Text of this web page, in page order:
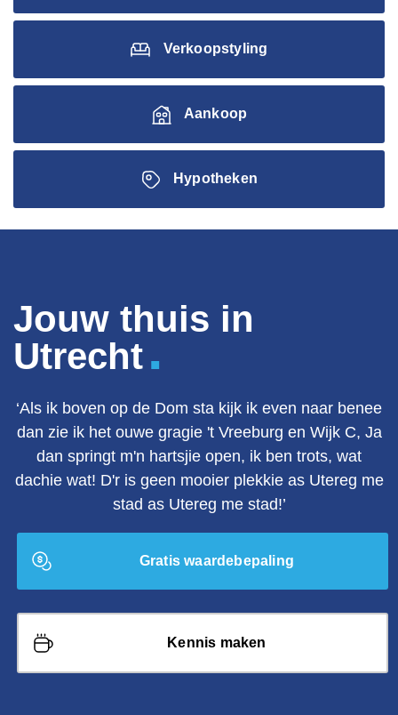
Verkoopstyling
Aankoop
Hypotheken
Jouw thuis in
Utrecht.
‘Als ik boven op de Dom sta kijk ik even naar benee
dan zie ik het ouwe gragie 't Vreeburg en Wijk C, Ja
dan springt m'n hartsjie open, ik ben trots, wat
dachie wat! D'r is geen mooier plekkie as Utereg me
stad as Utereg me stad!’
Gratis waardebepaling
Kennis maken